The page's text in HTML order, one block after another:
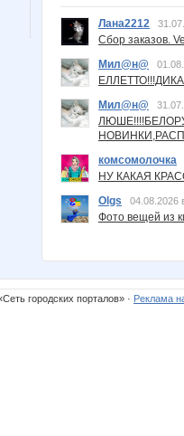
Лана2212
Сбор заказов.
Мил@н@
Мил@н@
комсомолочка
НУ КАКАЯ
Olgs
04.08.2026
Фото вещей из
городских порталов» · Реклама